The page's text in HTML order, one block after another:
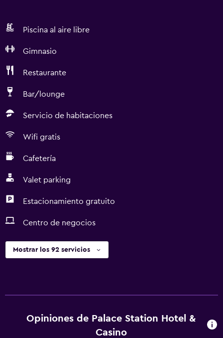
Piscina al aire libre
Gimnasio
Restaurante
Bar/lounge
Servicio de habitaciones
Wifi gratis
Cafetería
Valet parking
Estacionamiento gratuito
Centro de negocios
Mostrar los 92 servicios
Opiniones de Palace Station Hotel &
Casino